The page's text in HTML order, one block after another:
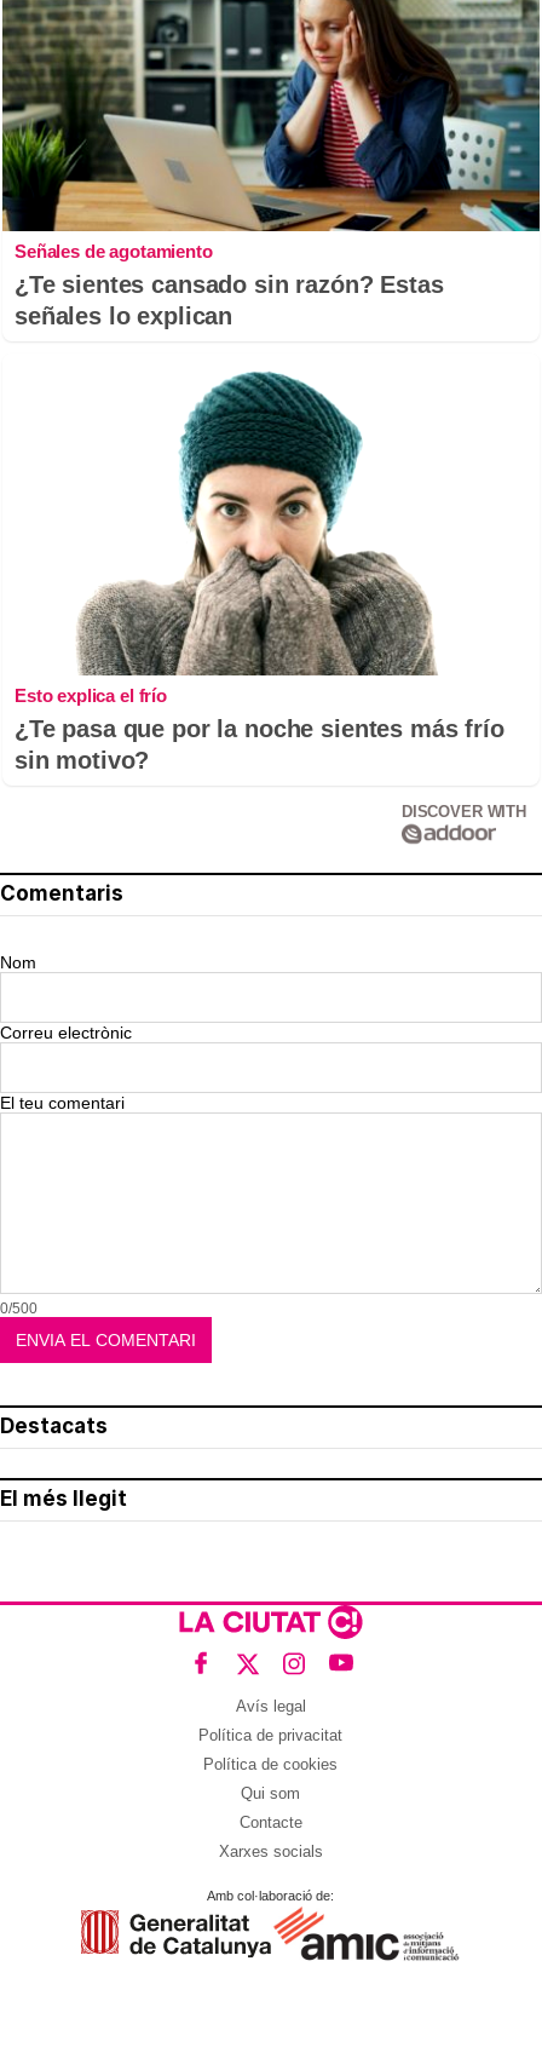
Señales de agotamiento
¿Te sientes cansado sin razón? Estas
señales lo explican
Esto explica el frío
¿Te pasa que por la noche sientes más frío
sin motivo?
DISCOVER WITH
Comentaris
Nom
Correu electrònic
El teu comentari
0/500
Destacats
El més llegit
Avís legal
Política de privacitat
Política de cookies
Qui som
Contacte
Xarxes socials
Amb col·laboració de: